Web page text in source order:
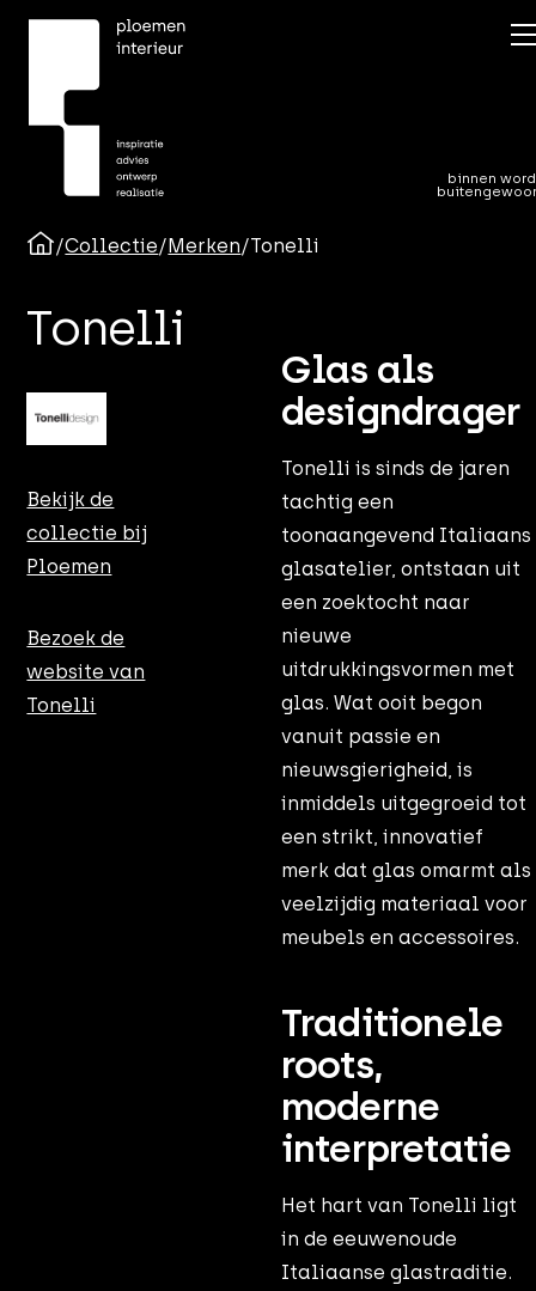
binnen
/Collectie/Merken/Tonelli
Tonelli
Bekijk de
collectie bij
Ploemen
Bezoek de
website van
Tonelli
Glas als
designdrager
Tonelli is sinds de jaren
tachtig een
toonaangevend Italiaans
glasatelier, ontstaan uit
een zoektocht naar
nieuwe
uitdrukkingsvormen met
glas. Wat ooit begon
vanuit passie en
nieuwsgierigheid, is
inmiddels uitgegroeid tot
een strikt, innovatief
merk dat glas omarmt als
veelzijdig materiaal voor
meubels en accessoires.
Traditionele
roots,
moderne
interpretatie
Het hart van Tonelli ligt
in de eeuwenoude
Italiaanse glastraditie.